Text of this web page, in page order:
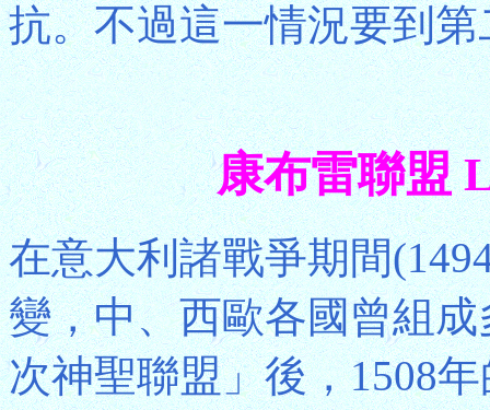
抗。不過這一情況要到
康布雷聯盟
在意大利諸戰爭期間
變，中、西歐各國曾組
次神聖聯盟」後，1508